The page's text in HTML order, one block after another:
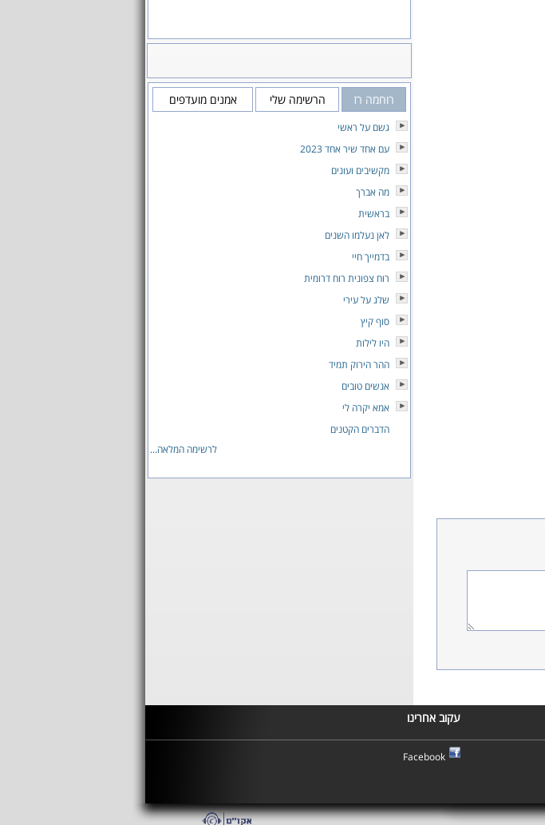
רוחמה רז הרשימה שלי אמנים מועדפים
גשם על ראשי
עם אחד שיר אחד 2023
מקשיבים ועונים
מה אברך
בראשית
לאן נעלמו השנים
בדמייך חיי
רוח צפונית רוח דרומית
שלג על עירי
סוף קיץ
היו לילות
ההר הירוק תמיד
אנשים טובים
אמא יקרה לי
הדברים הקטנים
לרשימה המלאה...
עקוב אחרינו
Facebook